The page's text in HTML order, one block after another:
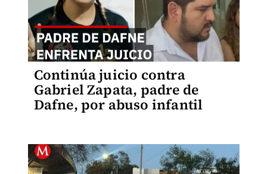
Continúa juicio contra
Gabriel Zapata, padre de
Dafne, por abuso infantil